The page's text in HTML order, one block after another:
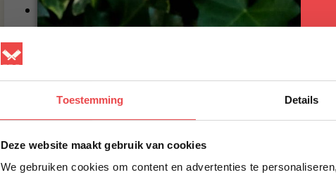
Toestemming Details
Deze website maakt gebruik van cookies
We gebruiken cookies om content en advertenties te
Temperatuurbereik: 0ºC tot 250ºC (Voor kortere
Ergonomische, lichtgewicht en compacte
Draagbaar ontwerp met sterke magnetische
Werkt op een oplaadbare 1000mAh
Gratis app voor op jouw smartphone
Signaal tot 50 meter
Alarm wanneer temperatuur je de gewenste